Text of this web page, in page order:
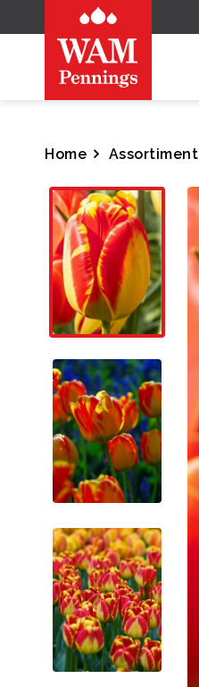
Home Assortiment